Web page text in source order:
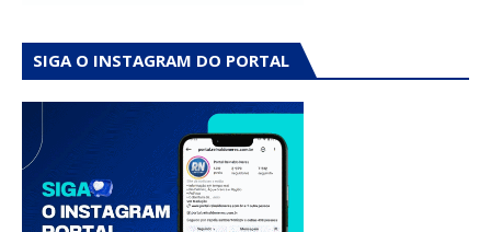
SIGA O INSTAGRAM DO PORTAL